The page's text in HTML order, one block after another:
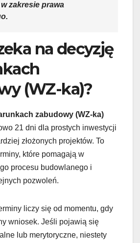
zakresie prawa
na decyzję
(WZ-ka)?
zabudowy (WZ-ka)
21 dni dla prostych inwestycji
złożonych projektów. To
które pomagają w
procesu budowlanego i
pozwoleń.
liczy się od momentu, gdy
wniosek. Jeśli pojawią się
lub merytoryczne, niestety